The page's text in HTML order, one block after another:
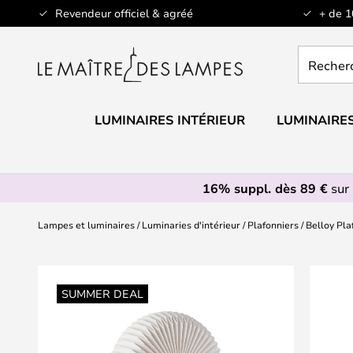
Revendeur officiel & agréé + de
Allez
au
un
LUMINAIRES INTÉRIEUR
16% suppl. dès 89 €sur
Lampes et luminaires Luminaries d'intérieur Plafonniers Belloy
SUMMER DEAL